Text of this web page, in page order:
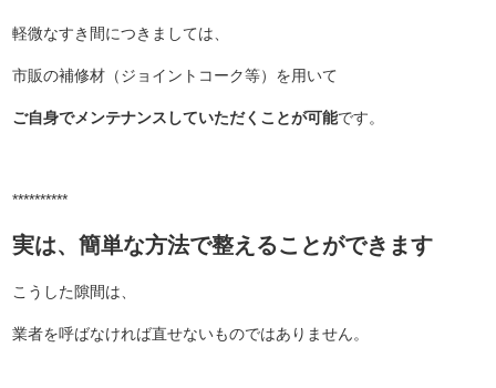
軽微なすき間につきましては、
市販の補修材（ジョイントコーク等）を用いて
ご自身でメンテナンスしていただくことが可能です。
**********
実は、簡単な方法で整えることができます
こうした隙間は、
業者を呼ばなければ直せないものではありません。